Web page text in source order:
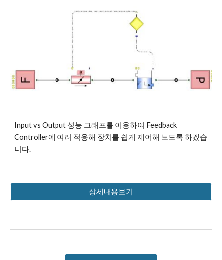
Input vs Output 성능 그래프를 이용하여 Feedback
Controller에 여러 적용해 장치를 쉽게 제어해 보도록 하겠습
니다.
상세내용보기